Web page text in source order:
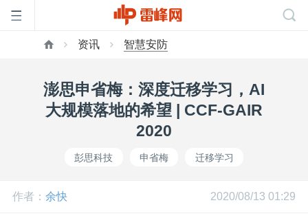
页
资讯 智慧安防
澎思申省梅：深度迁移学习，AI
大规模落地的希望 | CCF-GAIR
2020
彭思科技 申省梅 迁移学习
作者： 余快 2020/08/13 01:29